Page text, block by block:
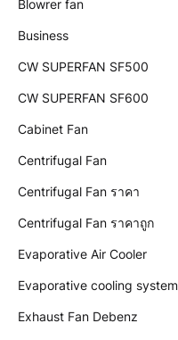
Blowrer fan
Business
CW SUPERFAN SF500
CW SUPERFAN SF600
Cabinet Fan
Centrifugal Fan
Centrifugal Fan ราคา
Centrifugal Fan ราคาถูก
Evaporative Air Cooler
Evaporative cooling system
Exhaust Fan Debenz